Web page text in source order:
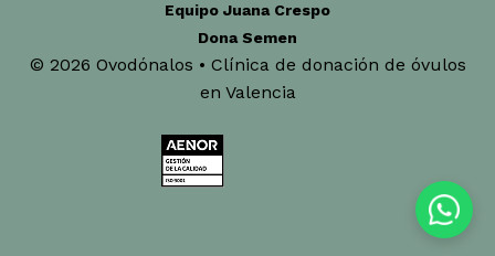
Equipo Juana Crespo
Dona Semen
© 2026 Ovodónalos • Clínica de donación de óvulos
en Valencia